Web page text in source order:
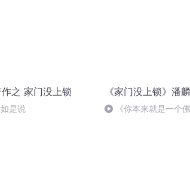
之 家门没上锁
是说
《家门没上锁》潘
《你本来就是一个佛